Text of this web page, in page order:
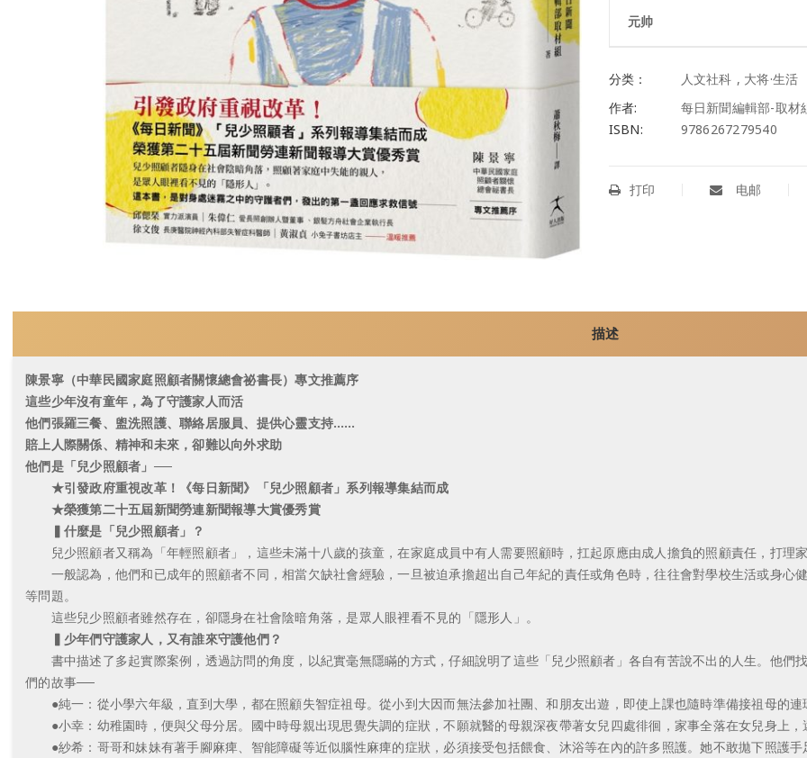
元帅
分类： 人文社科 , 大将·生活
作者:
每日新聞編輯部-取材
ISBN:
9786267279540
打印 电邮
描述
陳景寧（中華民國家庭照顧者關懷總會祕書長）專文推薦序
這些少年沒有童年，為了守護家人而活
他們張羅三餐、盥洗照護、聯絡居服員、提供心靈支持……
賠上人際關係、精神和未來，卻難以向外求助
他們是「兒少照顧者」──
★引發政府重視改革！《每日新聞》「兒少照顧者」系列報導集結而成
★榮獲第二十五屆新聞勞連新聞報導大賞優秀賞
▍什麼是「兒少照顧者」？
兒少照顧者又稱為「年輕照顧者」，這些未滿十八歲的孩童，在家庭成員中有人需要照顧時，扛起原應由成人擔負的照顧責任，打理
一般認為，他們和已成年的照顧者不同，相當欠缺社會經驗，一旦被迫承擔超出自己年紀的責任或角色時，往往會對學校生活或身心
等問題。
這些兒少照顧者雖然存在，卻隱身在社會陰暗角落，是眾人眼裡看不見的「隱形人」。
▍少年們守護家人，又有誰來守護他們？
書中描述了多起實際案例，透過訪問的角度，以紀實毫無隱瞞的方式，仔細說明了這些「兒少照顧者」各自有苦說不出的人生。他們
們的故事──
●純一：從小學六年級，直到大學，都在照顧失智症祖母。從小到大因而無法參加社團、和朋友出遊，即使上課也隨時準備接祖母的
●小幸：幼稚園時，便與父母分居。國中時母親出現思覺失調的症狀，不願就醫的母親深夜帶著女兒四處徘徊，家事全落在女兒身上
●紗希：哥哥和妹妹有著手腳麻痺、智能障礙等近似腦性麻痺的症狀，必須接受包括餵食、沐浴等在內的許多照護。她不敢拋下照護